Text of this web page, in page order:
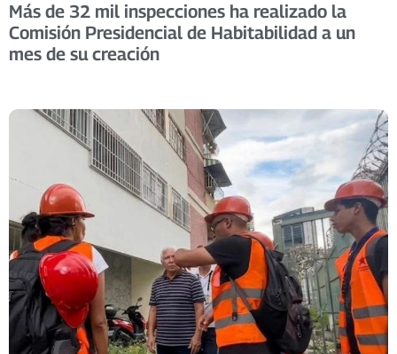
Más de 32 mil inspecciones ha realizado la
Comisión Presidencial de Habitabilidad a un
mes de su creación